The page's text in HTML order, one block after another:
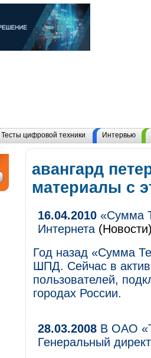
Тесты цифровой техники Интервью
авангард
материалы с
16.04.2010 «Сумма
Интернета
Год назад «Сумма
ШПД. Сейчас в
пользователей,
городах России.
28.03.2008 В ОАО
Генеральный